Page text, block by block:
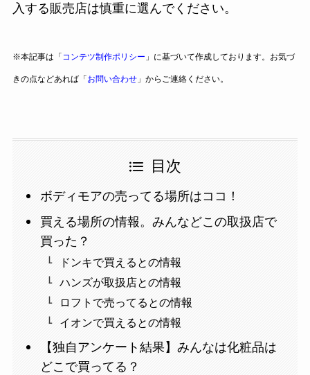
入する販売店は慎重に選んでください。
※本記事は「 コンテツ制作ポリシー 」に基づいて作成しております。お気づ
きの点などあれば「お問い合わせ」からご連絡ください。
目次
ボディモアの売ってる場所はココ！
買える場所の情報。みんなどこの取扱店で
買った？
ドンキで買えるとの情報
ハンズが取扱店との情報
ロフトで売ってるとの情報
イオンで買えるとの情報
【独自アンケート結果】みんなは化粧品は
どこで買ってる？